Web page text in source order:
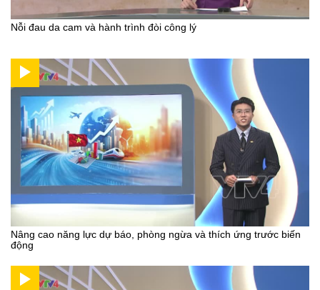
Nỗi đau da cam và hành trình đòi công lý
Nâng cao năng lực dự báo, phòng ngừa và thích ứng trước biến
động